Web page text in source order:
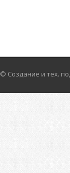
© Создание и тех.